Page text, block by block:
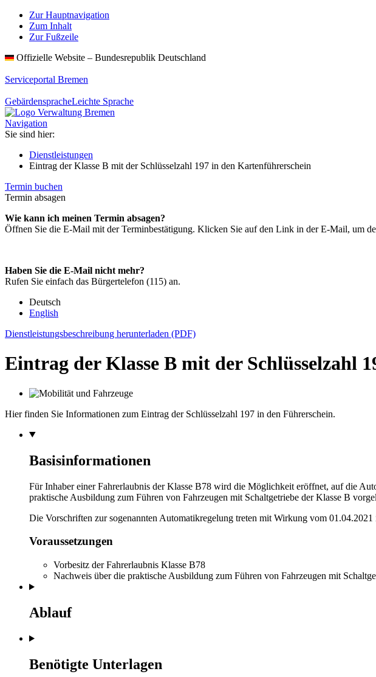
Zur Hauptnavigation
Zum Inhalt
Zur Fußzeile
Offizielle Website – Bundesrepublik Deutschland
Serviceportal Bremen
GebärdenspracheLeichte Sprache
Navigation
Sie sind hier:
Dienstleistungen
Eintrag der Klasse B mit der Schlüsselzahl 197 in den Kartenführerschein
Termin buchen
Termin absagen
Wie kann ich meinen Termin absagen?
Öffnen Sie die E-Mail mit der Terminbestätigung. Klicken Sie auf den Link in der E-Mail, um
Haben Sie die E-Mail nicht mehr?
Rufen Sie einfach das Bürgertelefon (115) an.
Deutsch
English
Dienstleistungsbeschreibung herunterladen (PDF)
Eintrag der Klasse B mit der Schlüsselzahl
Hier finden Sie Informationen zum Eintrag der Schlüsselzahl 197 in den Führerschein.
Basisinformationen
Für Inhaber einer Fahrerlaubnis der Klasse B78 wird die Möglichkeit eröffnet, auf die
praktische Ausbildung zum Führen von Fahrzeugen mit Schaltgetriebe der Klasse B
Die Vorschriften zur sogenannten Automatikregelung treten mit Wirkung vom
Voraussetzungen
Vorbesitz der Fahrerlaubnis Klasse B78
Nachweis über die praktische Ausbildung zum Führen von Fahrzeugen mit
Ablauf
Benötigte Unterlagen